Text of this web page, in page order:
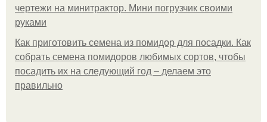
чертежи на минитрактор. Мини погрузчик своими
руками
Как приготовить семена из помидор для посадки. Как
собрать семена помидоров любимых сортов, чтобы
посадить их на следующий год – делаем это
правильно